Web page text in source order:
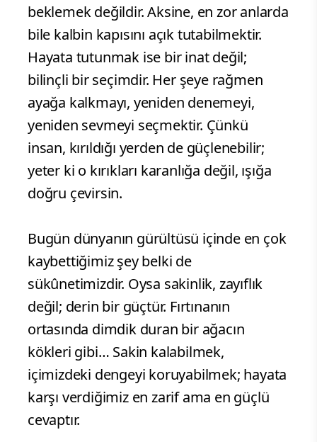
beklemek değildir. Aksine, en zor anlarda
bile kalbin kapısını açık tutabilmektir.
Hayata tutunmak ise bir inat değil;
bilinçli bir seçimdir. Her şeye rağmen
ayağa kalkmayı, yeniden denemeyi,
yeniden sevmeyi seçmektir. Çünkü
insan, kırıldığı yerden de güçlenebilir;
yeter ki o kırıkları karanlığa değil, ışığa
doğru çevirsin.
Bugün dünyanın gürültüsü içinde en çok
kaybettiğimiz şey belki de
sükûnetimizdir. Oysa sakinlik, zayıflık
değil; derin bir güçtür. Fırtınanın
ortasında dimdik duran bir ağacın
kökleri gibi… Sakin kalabilmek,
içimizdeki dengeyi koruyabilmek; hayata
karşı verdiğimiz en zarif ama en güçlü
cevaptır.